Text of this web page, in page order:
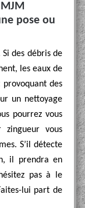
pose ou
des débris de
les eaux de
des
un nettoyage
pourrez vous
vous
S’il détecte
il prendra en
pas à le
lui part de